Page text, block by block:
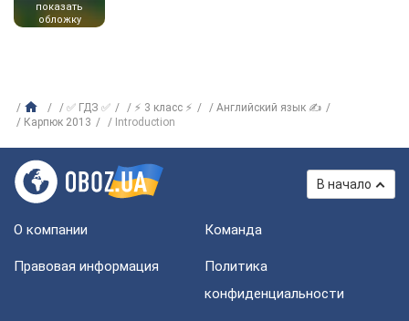
показать
обложку
✅ ГДЗ ✅ ⚡ 3 класс ⚡
Английский язык ✍
Карпюк 2013
Introduction
В начало
О компании Команда
Правовая информация
Политика
конфиденциальности